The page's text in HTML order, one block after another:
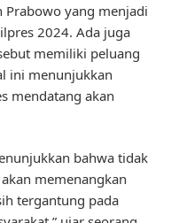
Prabowo yang menjadi
2024. Ada juga
memiliki peluang
ini menunjukkan
mendatang akan
bahwa tidak
memenangkan
tergantung pada